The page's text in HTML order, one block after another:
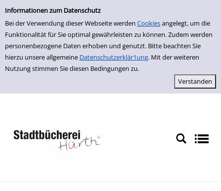
Einfache Suche
Informationen zum Datenschutz
Bei der Verwendung dieser Webseite werden Cookiesangelegt, um die
Funktionalität für Sie optimal gewährleisten zu können. Zudem werden
personenbezogene Daten erhoben und genutzt. Bitte beachten Sie
hierzu unsere allgemeine Datenschutzerklär1ung. Mit der weiteren
Nutzung stimmen Sie diesen Bedingungen zu.
zur Navigation springen
zum Inhalt springen
Zu den Suchfiltern springen
Zur Trefferliste springen